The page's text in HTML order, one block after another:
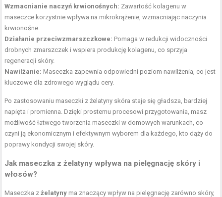
Wzmacnianie naczyń krwionośnych: Zawartość kolagenu w
maseczce korzystnie wpływa na mikrokrążenie, wzmacniając naczynia
krwionośne.
Działanie przeciwzmarszczkowe: Pomaga w redukcji widoczności
drobnych zmarszczek i wspiera produkcję kolagenu, co sprzyja
regeneracji skóry.
Nawilżanie: Maseczka zapewnia odpowiedni poziom nawilżenia, co jest
kluczowe dla zdrowego wyglądu cery.
Po zastosowaniu maseczki z żelatyny skóra staje się gładsza, bardziej
napięta i promienna. Dzięki prostemu procesowi przygotowania, masz
możliwość łatwego tworzenia maseczki w domowych warunkach, co
czyni ją ekonomicznym i efektywnym wyborem dla każdego, kto dąży do
poprawy kondycji swojej skóry.
Jak maseczka z żelatyny wpływa na pielęgnację skóry i
włosów?
Maseczka zżelatyny ma znaczący wpływ na pielęgnację zarówno skóry,